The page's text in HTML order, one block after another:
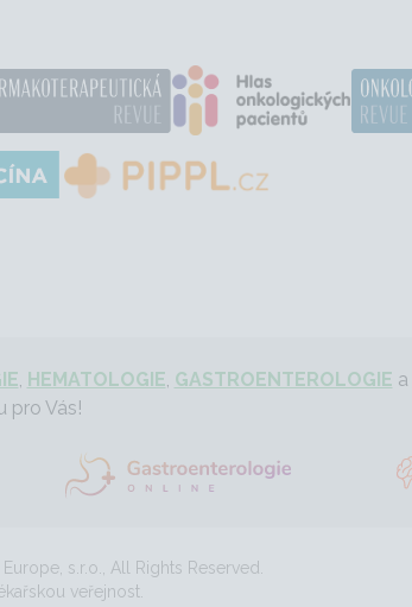
, HEMATOLOGIE, GASTROENTEROLOGIE a
pro Vás!
s.r.o., All Rights Reserved.
veřejnost.